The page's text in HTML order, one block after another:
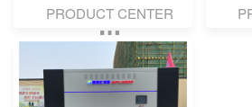
PRODUCT CENTER